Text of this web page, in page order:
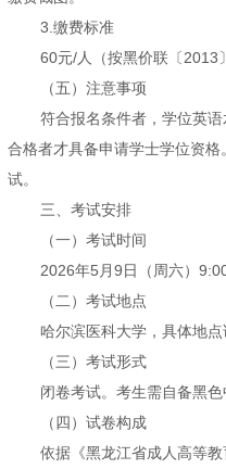
3.缴费标准
60元/人（按黑价联〔2013
（五）注意事项
符合报名条件者，学位英
合格者才具备申请学士学位资
试。
三、考试安排
（一）考试时间
2026年5月9日（周六）
（二）考试地点
哈尔滨医科大学，具体地点
（三）考试形式
闭卷考试。考生需自备黑色
（四）试卷构成
依据《黑龙江省成人高等